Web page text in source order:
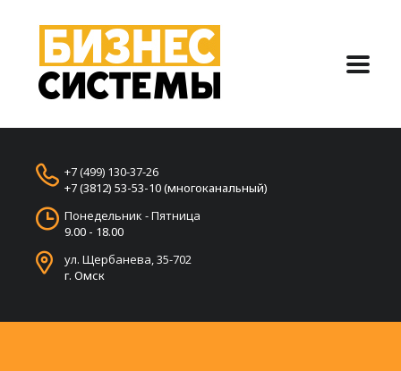
+7 (499) 130-37-26
+7 (3812) 53-53-10 (многоканальный)
Понедельник - Пятница
9.00 - 18.00
ул. Щербанева, 35-702
г. Омск